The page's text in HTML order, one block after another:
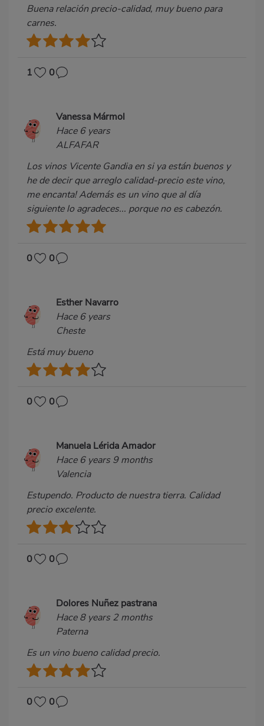
Buena relación precio-calidad, muy bueno para
carnes.
1 0
Vanessa Mármol
Hace 6 years
ALFAFAR
Los vinos Vicente Gandia en si ya están buenos y
he de decir que arreglo calidad-precio este vino,
me encanta! Además es un vino que al día
siguiente lo agradeces... porque no es cabezón.
0 0
Esther Navarro
Hace 6 years
Cheste
Está muy bueno
0 0
Manuela Lérida Amador
Hace 6 years 9 months
Valencia
Estupendo. Producto de nuestra tierra. Calidad
precio excelente.
0 0
Dolores Nuñez pastrana
Hace 8 years 2 months
Paterna
Es un vino bueno calidad precio.
0 0